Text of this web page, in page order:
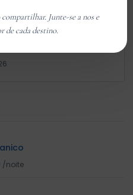
/noite
Junte-se a nos e
de cada destino.